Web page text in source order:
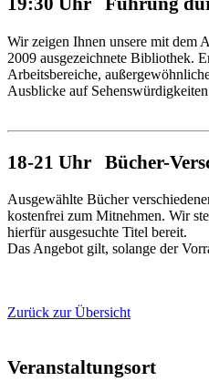
Wir zeigen Ihnen unsere mit dem
2009 ausgezeichnete Bibliothek.
Arbeitsbereiche,
Ausblicke auf
18-21 Uhr Bücher-
Ausgewählte Bücher
kostenfrei zum Mitnehmen. Wir
hierfür ausgesuchte Titel bereit.
Das Angebot gilt, solange der
Zurück zur Übersicht
Veranstaltungsort